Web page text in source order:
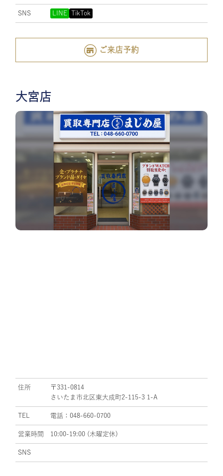
SNS LINE TikTok
ご来店予約
大宮店
住所
〒331-0814
さいたま市北区東大成町2-115-3 1-A
TEL 電話：048-660-0700
営業時間 10:00-19:00 (木曜定休)
SNS